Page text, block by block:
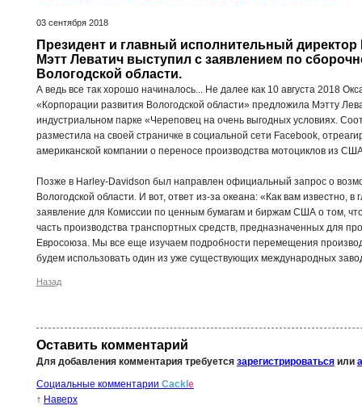
03 сентября 2018
Президент и главный исполнительный директор
Мэтт Леватич выступил с заявлением по
Вологодской области.
А ведь все так хорошо начиналось... Не далее как 10 августа 2018
«Корпорации развития Вологодской области» предложила Мэтту
индустриальном парке «Череповец на очень выгодных условиях.
разместила на своей страничке в социальной сети Facebook,
американской компании о переносе производства мотоциклов из
Позже в Harley-Davidson был направлен официальный запрос о
Вологодской области. И вот, ответ из-за океана: «Как вам
заявление для Комиссии по ценным бумагам и биржам США о том,
часть производства транспортных средств, предназначенных для
Евросоюза. Мы все еще изучаем подробности перемещения
будем использовать один из уже существующих международных
Назад
Оставить комментарий
Для добавления комментария требуется зарегистрироваться или
Социальные комментарии Cackl e
↑ Наверх